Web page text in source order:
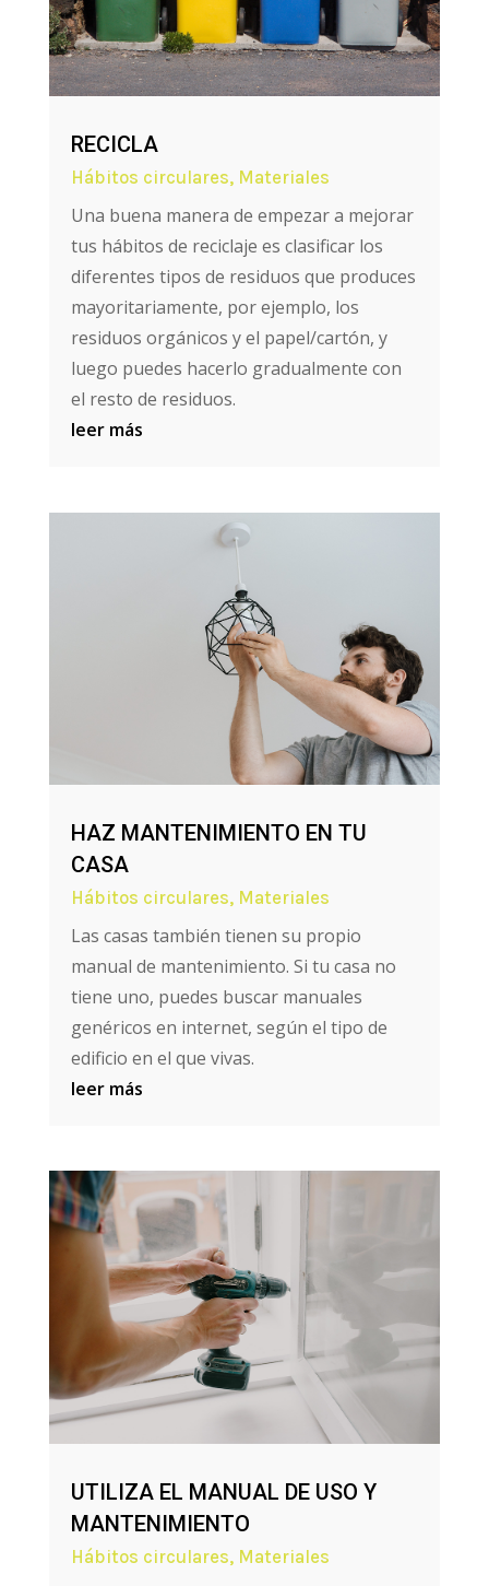
RECICLA
Hábitos circulares, Materiales
Una buena manera de empezar a mejorar
tus hábitos de reciclaje es clasificar los
diferentes tipos de residuos que produces
mayoritariamente, por ejemplo, los
residuos orgánicos y el papel/cartón, y
luego puedes hacerlo gradualmente con
el resto de residuos.
leer más
HAZ MANTENIMIENTO EN TU
CASA
Hábitos circulares, Materiales
Las casas también tienen su propio
manual de mantenimiento. Si tu casa no
tiene uno, puedes buscar manuales
genéricos en internet, según el tipo de
edificio en el que vivas.
leer más
UTILIZA EL MANUAL DE USO Y
MANTENIMIENTO
Hábitos circulares, Materiales